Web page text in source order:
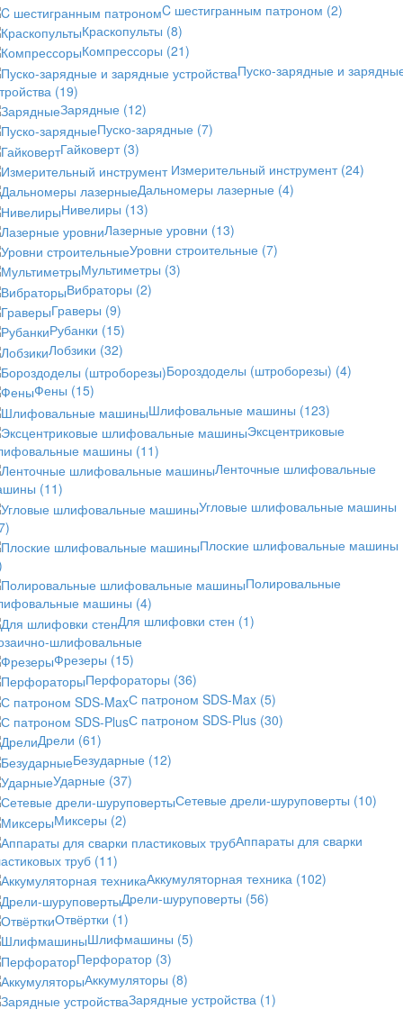
C шестигранным патроном (2)
Краскопульты (8)
Компрессоры (21)
Пуско-зарядные и
(19)
Зарядные (12)
Пуско-зарядные (7)
Гайковерт (3)
Измерительный инструмент (24)
Дальномеры лазерные (4)
Нивелиры (13)
Лазерные уровни (13)
Уровни строительные (7)
Мультиметры (3)
Вибраторы (2)
Граверы (9)
Рубанки (15)
Лобзики (32)
Бороздоделы (штроборезы) (4)
Фены (15)
Шлифовальные машины (123)
Эксцентриковые
машины (11)
Ленточные шлифовальные
(11)
Угловые шлифовальные машины
Плоские шлифовальные машины
Полировальные
машины (4)
Для шлифовки стен (1)
шлифовальные
Фрезеры (15)
Перфораторы (36)
С патроном SDS-Max (5)
С патроном SDS-Plus (30)
Дрели (61)
Безударные (12)
Ударные (37)
Сетевые дрели-шуруповерты (10)
Миксеры (2)
Аппараты для сварки
труб (11)
Аккумуляторная техника (102)
Дрели-шуруповерты (56)
Отвёртки (1)
Шлифмашины (5)
Перфоратор (3)
Аккумуляторы (8)
Зарядные устройства (1)